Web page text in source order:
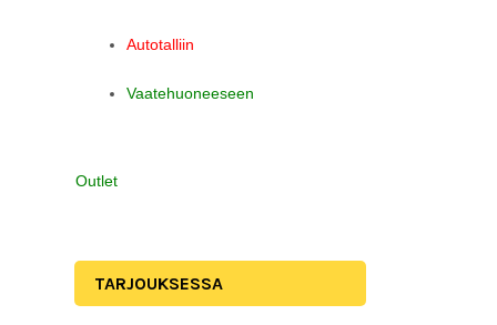
Autotalliin
Vaatehuoneeseen
Outlet
TARJOUKSESSA